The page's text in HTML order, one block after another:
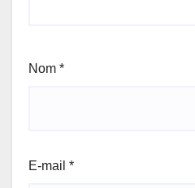
Nom *
E-mail *